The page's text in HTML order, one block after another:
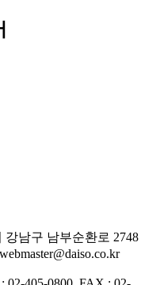
강남구 남부순환로 2748